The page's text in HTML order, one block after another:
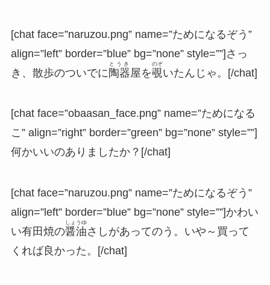
[chat face=”naruzou.png” name=”ためになるぞう”
align=”left” border=”blue” bg=”none” style=””]さっ
き、散歩のついでに 陶器
とうき
屋を覗
のぞ
いたんじゃ。[/chat]
[chat face=”obaasan_face.png” name=”ためになる
こ” align=”right” border=”green” bg=”none” style=””]
何かいいのありましたか？[/chat]
[chat face=”naruzou.png” name=”ためになるぞう”
align=”left” border=”blue” bg=”none” style=””]かわい
い有田焼の醤油
しょうゆ
さしがあってのう。いや～買って
くれば良かった。[/chat]